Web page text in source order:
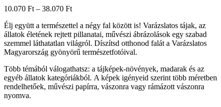
10.070 Ft – 38.070 Ft
Élj együtt a természettel a négy fal között is! Varázslatos tájak, az
állatok életének rejtett pillanatai, művészi ábrázolások egy szabad
szemmel láthatatlan világról. Díszítsd otthonod falát a Varázslatos
Magyarország gyönyörű természetfotóival.
Több témából válogathatsz: a tájképek-növények, madarak és az
egyéb állatok kategóriákból. A képek igényeid szerint több méretben
rendelhetőek, művészi papírra, vászonra vagy rámázott vászonra
nyomva.